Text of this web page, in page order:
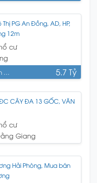
PG An Đồng, AD, HP,
12m
cư
5.7 Tỷ
CÂY ĐA 13 GỐC, VĂN
cư
Giang
Hải Phòng, Mua bán